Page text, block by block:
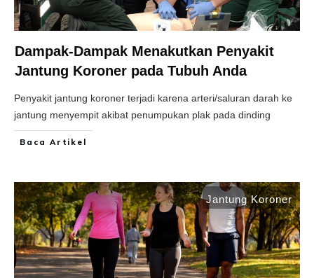
Dampak-Dampak Menakutkan Penyakit
Jantung Koroner pada Tubuh Anda
Penyakit jantung koroner terjadi karena arteri/saluran darah ke
jantung menyempit akibat penumpukan plak pada dinding
Baca Artikel
Jantung Koroner